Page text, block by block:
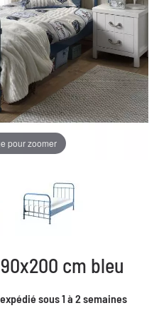
pour zoomer
cm bleu
sous 1 à 2 semaines